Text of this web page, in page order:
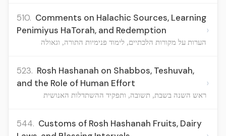
510. Comments on Halachic Sources, Learning
Penimiyus HaTorah, and Redemption
הערות על מקורות הלכתיים, לימוד פנימיות התורה, וגאולה
›
523. Rosh Hashanah on Shabbos, Teshuvah,
and the Role of Human Effort
ראש השנה בשבת, תשובה, ותפקיד ההשתדלות האנושית
›
544. Customs of Rosh Hashanah Fruits, Dairy